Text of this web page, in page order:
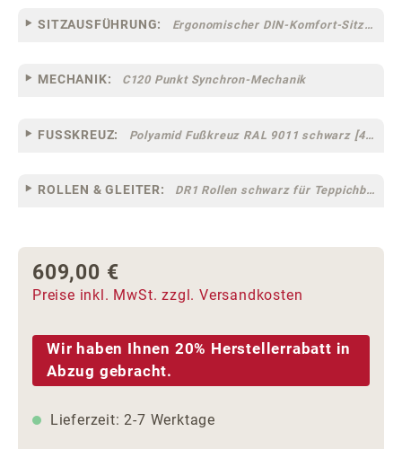
SITZAUSFÜHRUNG: Ergonomischer DIN-Komfort-Sitz [75]
MECHANIK: C120 Punkt Synchron-Mechanik
FUSSKREUZ: Polyamid Fußkreuz RAL 9011 schwarz [44]
ROLLEN & GLEITER: DR1 Rollen schwarz für Teppichböden [10]
Regulärer Preis:
609,00 €
Preise inkl. MwSt. zzgl. Versandkosten
Wir haben Ihnen 20% Herstellerrabatt in
Abzug gebracht.
Lieferzeit: 2-7 Werktage